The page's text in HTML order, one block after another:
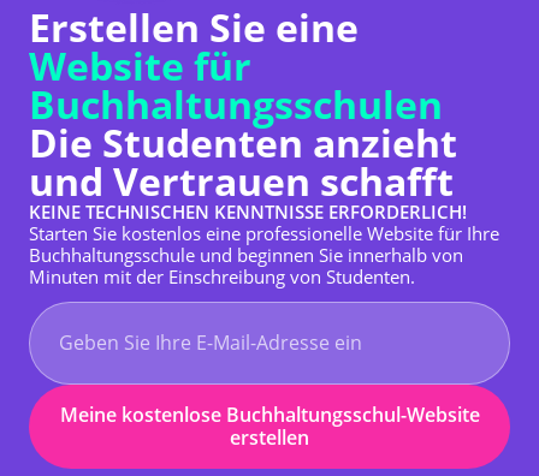
Erstellen Sie eine
Website für
Buchhaltungsschulen
Die Studenten anzieht
und Vertrauen schafft
KEINE TECHNISCHEN KENNTNISSE ERFORDERLICH!
Starten Sie kostenlos eine professionelle Website für Ihre
Buchhaltungsschule und beginnen Sie innerhalb von
Minuten mit der Einschreibung von Studenten.
Meine kostenlose Buchhaltungsschul-Website
erstellen